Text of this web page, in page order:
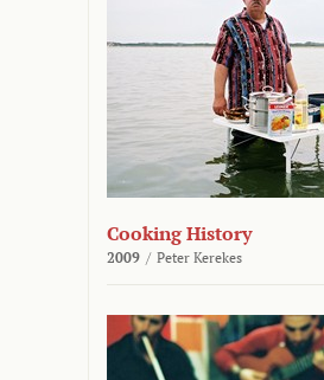
Cooking History
2009 / Peter Kerekes